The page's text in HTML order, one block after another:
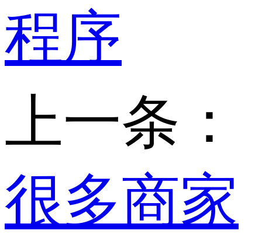
程序
上一条：
很多商家